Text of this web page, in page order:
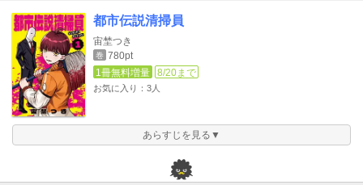
都市伝説清掃員
宙埜つき
巻 780pt
1冊無料増量
8/20まで
お気に入り：3人
あらすじを見る▼